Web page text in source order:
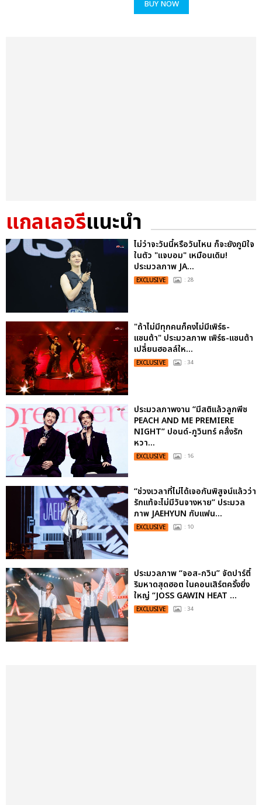
BUY NOW
แกลเลอรีแนะนำ
ไม่ว่าจะวันนี้หรือวันไหน ก็จะยังภูมิใจ
ในตัว "แจบอม" เหมือนเดิม!
ประมวลภาพ JA...
EXCLUSIVE : 28
"ถ้าไม่มีทุกคนก็คงไม่มีเพิร์ธ-
แซนต้า" ประมวลภาพ เพิร์ธ-แซนต้า
เปลี่ยนฮอลล์ให...
EXCLUSIVE : 34
ประมวลภาพงาน “มีสติแล้วลูกพีช
PEACH AND ME PREMIERE
NIGHT” ปอนด์-ภูวินทร์ คลั่งรัก
หวา...
EXCLUSIVE : 16
“ช่วงเวลาที่ไม่ได้เจอกันพิสูจน์แล้วว่า
รักแท้จะไม่มีวันจางหาย” ประมวล
ภาพ JAEHYUN กับแฟน...
EXCLUSIVE : 10
ประมวลภาพ “จอส-กวิน” จัดปาร์ตี้
ริมหาดสุดฮอต ในคอนเสิร์ตครั้งยิ่ง
ใหญ่ “JOSS GAWIN HEAT ...
EXCLUSIVE : 34